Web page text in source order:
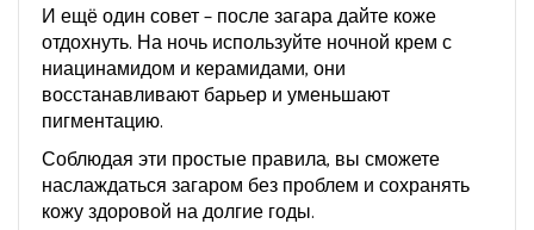
И ещё один совет – после загара дайте коже
отдохнуть. На ночь используйте ночной крем с
ниацинамидом и керамидами, они
восстанавливают барьер и уменьшают
пигментацию.
Соблюдая эти простые правила, вы сможете
наслаждаться загаром без проблем и сохранять
кожу здоровой на долгие годы.